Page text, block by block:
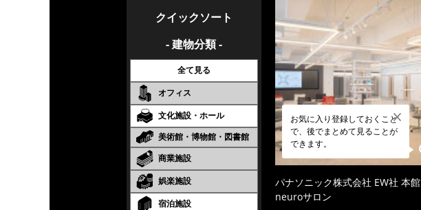
クイックソート
- 建物分類 -
全て見る
オフィス
文化施設・ホール
美術館・博物館・図書館
商業施設
娯楽施設
宿泊施設
お気に入り登録しておくこと
で、後でまとめて見ることが
できます。
パナソニック株式会社 EW社 本館
neuroサロン